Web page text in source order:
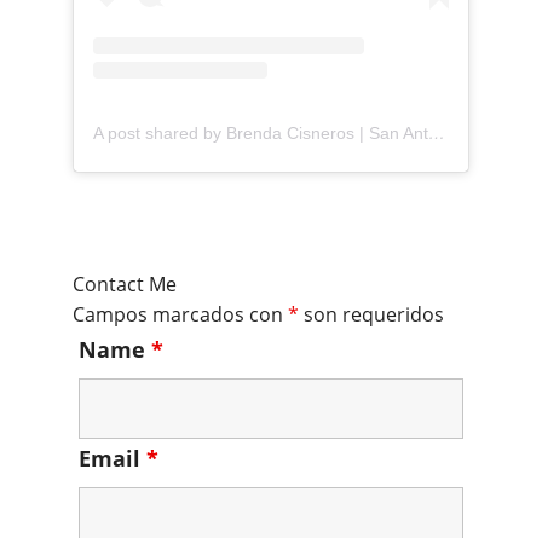
A post shared by Brenda Cisneros | San Antonio Content Creator (@mejorandomihogar)
Contact Me
Campos marcados con * son requeridos
Name *
Email *